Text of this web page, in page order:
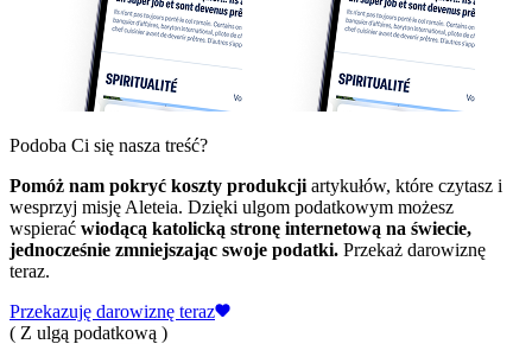
Podoba Ci się nasza treść?
Pomóż nam pokryć koszty produkcji artykułów, które czytasz i
wesprzyj misję Aleteia. Dzięki ulgom podatkowym możesz
wspierać wiodącą katolicką stronę internetową na świecie,
jednocześnie zmniejszając swoje podatki. Przekaż darowiznę
teraz.
Przekazuję darowiznę teraz
( Z ulgą podatkową )